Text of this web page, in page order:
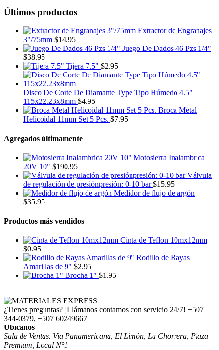
Últimos productos
Extractor de Engranajes
3"/75mm $14.95
Juego De Dados 46 Pzs 1/4"
$38.95
Tijera 7.5" $2.95
Disco De Corte De Diamante Type Tipo Húmedo 4.5"
115x22.23x8mm $4.95
Broca Metal
Helicoidal 11mm Set 5 Pcs. $7.95
Agregados últimamente
Motosierra Inalambrica
20V 10" $190.95
Válvula
de regulación de presiónpresión: 0-10 bar $15.95
Medidor de flujo de argón
$35.95
Productos más vendidos
Cinta de Teflon 10mx12mm
$0.95
Rodillo de Rayas
Amarillas de 9" $2.95
Brocha 1" $1.95
¿Tienes preguntas? ¡Llámanos contamos con servicio 24/7! +507
344-0379, +507 60249667
Ubícanos
Sala de Ventas. Via Panamericana, El Limón, La Chorrera, Plaza
Premium, Local N°1